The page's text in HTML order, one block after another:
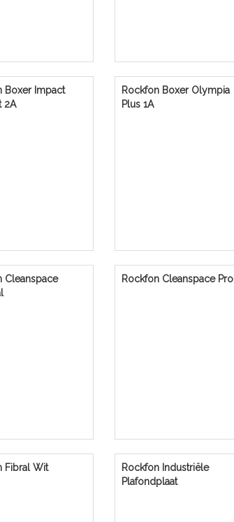
Boxer Impact
2A
Rockfon Boxer Olympia
Plus 1A
Cleanspace
Rockfon Cleanspace Pro
Fibral Wit
Rockfon Industriële
Plafondplaat